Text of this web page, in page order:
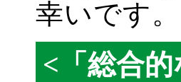
幸いです。
<「総合